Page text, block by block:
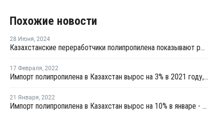
Похожие новости
28 Июня, 2024
Казахстанские переработчики полипропилена показывают рекордные темпы развития
17 Февраля, 2022
Импорт полипропилена в Казахстан вырос на 3% в 2021 году, экспорт вырос на 20%
21 Января, 2022
Импорт полипропилена в Казахстан вырос на 10% в январе - ноябре, экспорт вырос на 24%